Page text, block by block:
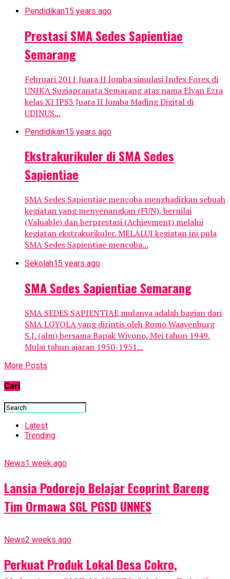
Pendidikan15 years ago
Prestasi SMA Sedes Sapientiae
Semarang
Februari 2011 Juara II lomba simulasi Index Forex di
UNIKA Sugiapranata Semarang atas nama Elvan Ezra
kelas XI IPS3 Juara II lomba Mading Digital di
UDINUS...
Pendidikan15 years ago
Ekstrakurikuler di SMA Sedes
Sapientiae
SMA Sedes Sapientiae mencoba menghadirkan sebuah
kegiatan yang menyenangkan (FUN), bernilai
(Valuable) dan berprestasi (Achievment) melalui
kegiatan ekstrakurikuler. MELALUI kegiatan ini pula
SMA Sedes Sapientiae mencoba...
Sekolah15 years ago
SMA Sedes Sapientiae Semarang
SMA SEDES SAPIENTIAE mulanya adalah bagian dari
SMA LOYOLA yang dirintis oleh Romo Waayenburg
S.J. (alm) bersama Bapak Wiyono, Mei tahun 1949.
Mulai tahun ajaran 1950-1951...
More Posts
Cari
Latest
Trending
News1 week ago
Lansia Podorejo Belajar Ecoprint Bareng
Tim Ormawa SGL PGSD UNNES
News2 weeks ago
Perkuat Produk Lokal Desa Cokro,